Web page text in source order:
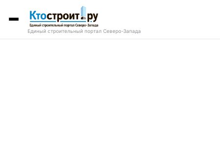
Единый строительный портал Северо-Запада